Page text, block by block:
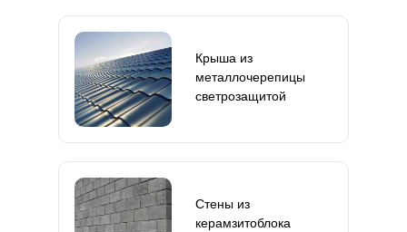
Крыша из
металлочерепицы
светрозащитой
Стены из
керамзитоблока